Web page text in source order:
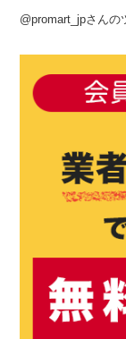
@promart_jpさんの